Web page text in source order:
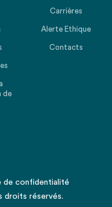
de
Carrières
Alerte Ethique
Contacts
de confidentialité
droits réservés.